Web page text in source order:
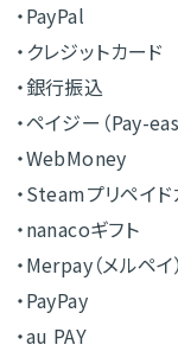
・PayPal
・クレジットカード
・銀行振込
・ペイジー（Pay-
・WebMoney
・Steamプリペイド
・nanacoギフト
・Merpay（メルペイ）
・PayPay
・au PAY